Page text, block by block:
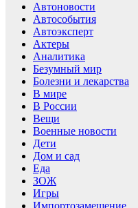
Автоновости
Автособытия
Автоэксперт
Актеры
Аналитика
Безумный мир
Болезни и лекарства
В мире
В России
Вещи
Военные новости
Дети
Дом и сад
Еда
ЗОЖ
Игры